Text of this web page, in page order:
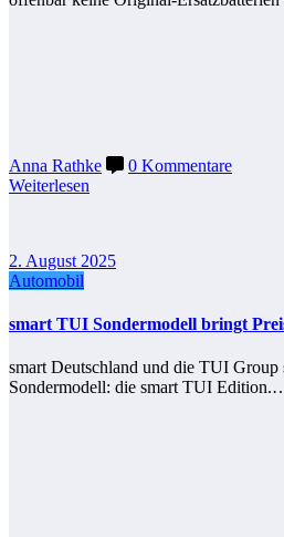
Anna Rathke
0 Kommentare
Weiterlesen
2. August 2025
Automobil
smart TUI Sondermodell bringt
smart Deutschland und die TUI Group
Sondermodell: die smart TUI